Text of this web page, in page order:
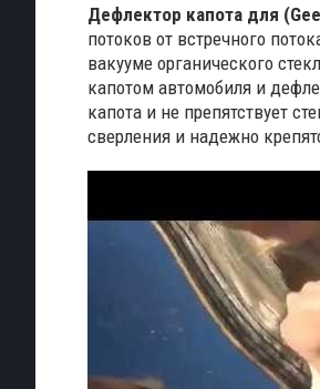
Дефлектор капота для
потоков от встречного
вакууме органического
капотом автомобиля и
капота и не препятствует
сверления и надежно